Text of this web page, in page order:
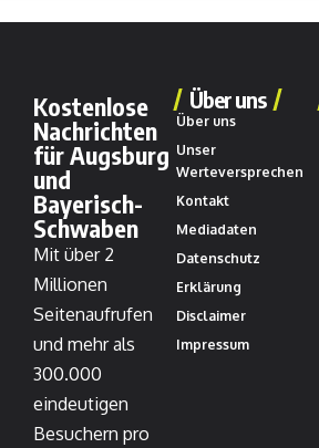
Kostenlose
Nachrichten
für Augsburg
und
Bayerisch-
Schwaben
Mit über 2
Millionen
Seitenaufrufen
und mehr als
300.000
eindeutigen
Besuchern pro
Über uns
Über uns
Unser
Werteversprechen
Kontakt
Mediadaten
Datenschutz
Erklärung
Disclaimer
Impressum